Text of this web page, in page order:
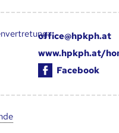
office@hpkph.at
www.hpkph.at/
Facebook